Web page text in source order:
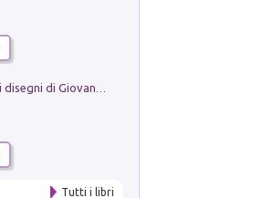
Tutti i libri